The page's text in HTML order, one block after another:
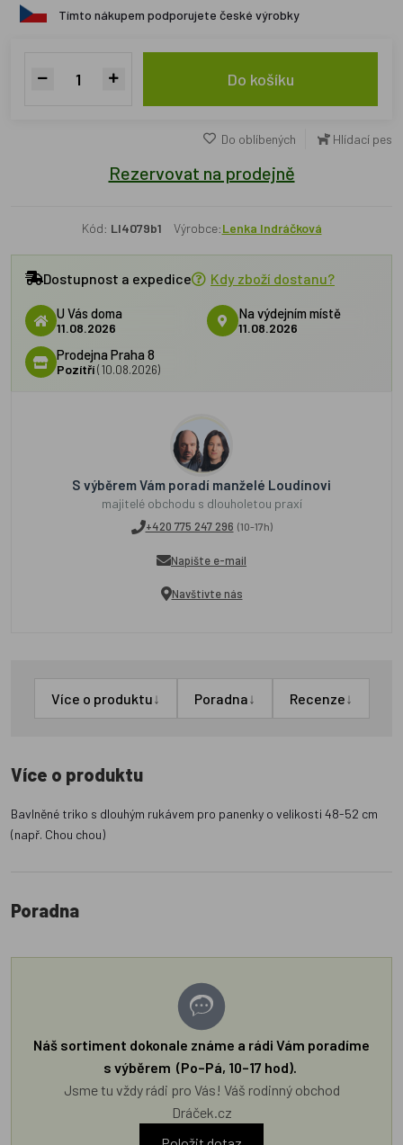
Tímto nákupem podporujete české výrobky
Do košíku
Do oblíbených Hlídací pes
Rezervovat na prodejně
Kód: LI4079b1 Výrobce:Lenka Indráčková
Dostupnost a expedice Kdy zboží dostanu?
U Vás doma
11.08.2026
Na výdejním místě
11.08.2026
Prodejna Praha 8
Pozítří(10.08.2026)
S výběrem Vám poradí manželé Loudínovi
majitelé obchodu s dlouholetou praxí
+420 775 247 296 (10-17h)
Napište e-mail
Navštivte nás
Více o produktu↓ Poradna↓ Recenze↓
Více o produktu
Bavlněné triko s dlouhým rukávem pro panenky o velikosti 48-52 cm
(např. Chou chou)
Poradna
Náš sortiment dokonale známe a rádi Vám poradíme
s výběrem (Po–Pá, 10–17 hod).
Jsme tu vždy rádi pro Vás! Váš rodinný obchod
Dráček.cz